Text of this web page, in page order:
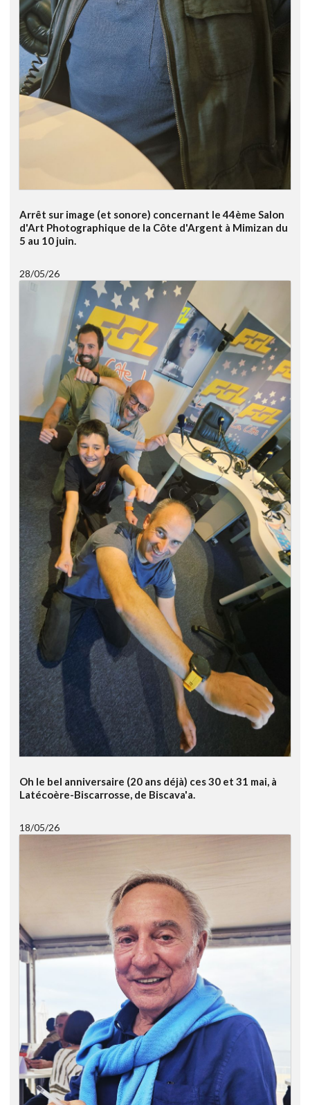
Arrêt sur image (et sonore) concernant le 44ème Salon
d'Art Photographique de la Côte d'Argent à Mimizan du
5 au 10 juin.
28/05/26
Oh le bel anniversaire (20 ans déjà) ces 30 et 31 mai, à
Latécoère-Biscarrosse, de Biscava'a.
18/05/26